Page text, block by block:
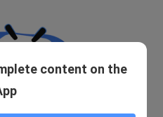
content on the